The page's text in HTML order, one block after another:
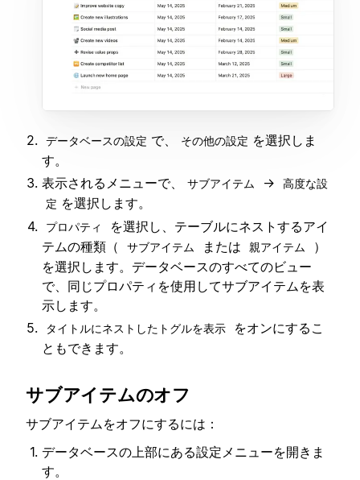
データベースの設定 で、 その他の設定 を選択しま
す。
表示されるメニューで、
サブアイテム →
高度な設
定 を選択します。
プロパティ
を選択し、テーブルにネストするアイ
テムの種類（
サブアイテム または 親アイテム
）
を選択します。データベースのすべてのビュー
で、同じプロパティを使用してサブアイテムを表
示します。
タイトルにネストしたトグルを表示
をオンにするこ
ともできます。
サブアイテムのオフ
サブアイテムをオフにするには：
データベースの上部にある設定メニューを開きま
す。